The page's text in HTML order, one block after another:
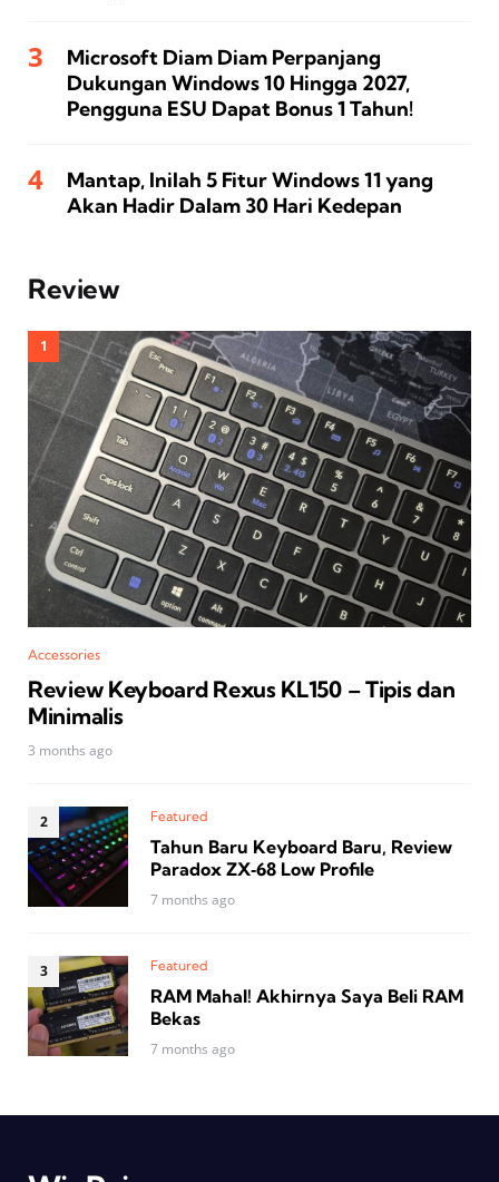
Microsoft Diam Diam Perpanjang
Dukungan Windows 10 Hingga 2027,
Pengguna ESU Dapat Bonus 1 Tahun!
Mantap, Inilah 5 Fitur Windows 11 yang
Akan Hadir Dalam 30 Hari Kedepan
Review
Accessories
Review Keyboard Rexus KL150 – Tipis dan
Minimalis
3 months ago
Featured
Tahun Baru Keyboard Baru, Review
Paradox ZX‑68 Low Profile
7 months ago
Featured
RAM Mahal! Akhirnya Saya Beli RAM
Bekas
7 months ago